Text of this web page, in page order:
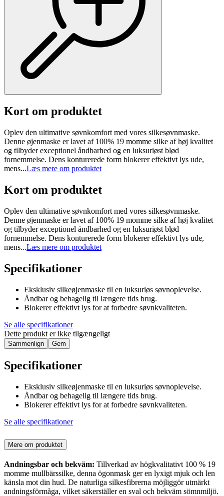
Kort om produktet
Oplev den ultimative søvnkomfort med vores silkesøvnmaske.
Denne øjenmaske er lavet af 100% 19 momme silke af høj kvalitet
og tilbyder exceptionel åndbarhed og en luksuriøst blød
fornemmelse. Dens konturerede form blokerer effektivt lys ude,
mens...Læs mere om produktet
Kort om produktet
Oplev den ultimative søvnkomfort med vores silkesøvnmaske.
Denne øjenmaske er lavet af 100% 19 momme silke af høj kvalitet
og tilbyder exceptionel åndbarhed og en luksuriøst blød
fornemmelse. Dens konturerede form blokerer effektivt lys ude,
mens...Læs mere om produktet
Specifikationer
Eksklusiv silkeøjenmaske til en luksuriøs søvnoplevelse.
Åndbar og behagelig til længere tids brug.
Blokerer effektivt lys for at forbedre søvnkvaliteten.
Se alle specifikationer
Dette produkt er ikke tilgængeligt
Sammenlign Gem
Specifikationer
Eksklusiv silkeøjenmaske til en luksuriøs søvnoplevelse.
Åndbar og behagelig til længere tids brug.
Blokerer effektivt lys for at forbedre søvnkvaliteten.
Se alle specifikationer
Mere om produktet
Andningsbar och bekväm: Tillverkad av högkvalitativt 100 % 19
momme mullbärssilke, denna ögonmask ger en lyxigt mjuk och len
känsla mot din hud. De naturliga silkesfibrerna möjliggör utmärkt
andningsförmåga, vilket säkerställer en sval och bekväm sömnmiljö.